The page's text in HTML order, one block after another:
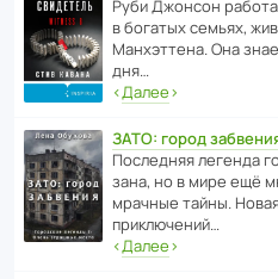
Руби Джонсон
в богатых семьях,
Манх­эт­тена. Она
дня…
‹Далее›
ЗАТО: город
После­дняя легенда
зана, но в мире ещё
мрачные тайны.
приключений…
‹Далее›